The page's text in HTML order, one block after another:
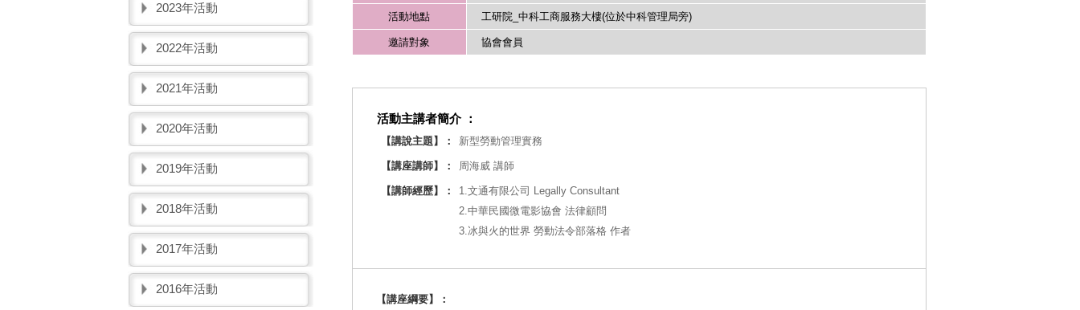
2023年活動
2022年活動
2021年活動
2020年活動
2019年活動
2018年活動
2017年活動
2016年活動
活動地點 工研院_中科工商服務大樓(位於中科管理局旁)
邀請對象 協會會員
活動主講者簡介 ：
【講說主題】： 新型勞動管理實務
【講座講師】： 周海威 講師
【講師經歷】：
1.文通有限公司 Legally Consultant
2.中華民國微電影協會 法律顧問
3.冰與火的世界 勞動法令部落格 作者
【講座綱要】：